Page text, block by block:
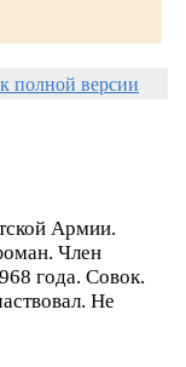
к полной версии
Армии.
Член
года. Совок.
Не